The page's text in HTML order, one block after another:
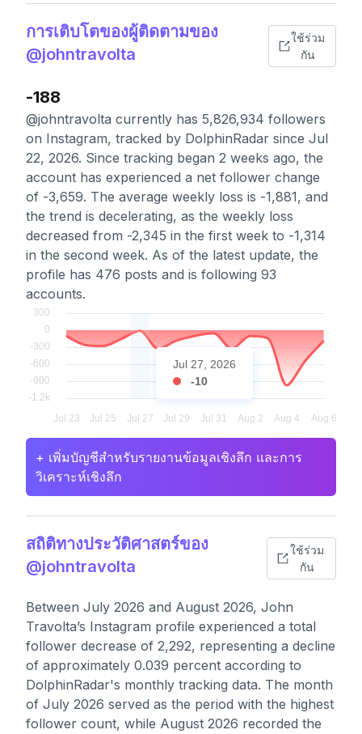
การเติบโตของผู้ติดตามของ
@johntravolta
ใช้ร่วม
กัน
-188
@johntravolta currently has 5,826,934 followers
on Instagram, tracked by DolphinRadar since Jul
22, 2026. Since tracking began 2 weeks ago, the
account has experienced a net follower change
of -3,659. The average weekly loss is -1,881, and
the trend is decelerating, as the weekly loss
decreased from -2,345 in the first week to -1,314
in the second week. As of the latest update, the
profile has 476 posts and is following 93
accounts.
Jul 27, 2026
-10
+ เพิ่มบัญชีสำหรับรายงานข้อมูลเชิงลึก และการ
วิเคราะห์เชิงลึก
สถิติทางประวัติศาสตร์ของ
@johntravolta
ใช้ร่วม
กัน
Between July 2026 and August 2026, John
Travolta’s Instagram profile experienced a total
follower decrease of 2,292, representing a decline
of approximately 0.039 percent according to
DolphinRadar's monthly tracking data. The month
of July 2026 served as the period with the highest
follower count, while August 2026 recorded the